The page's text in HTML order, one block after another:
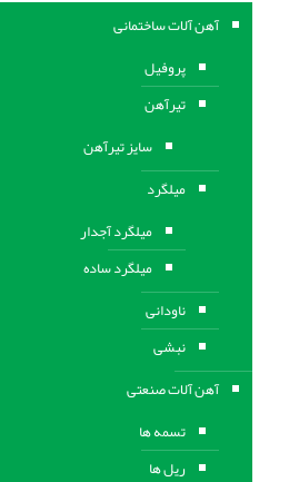
آهن آلات ساختمانی
پروفیل
تیرآهن
سایز تیرآهن
میلگرد
میلگرد آجدار
میلگرد ساده
ناودانی
نبشی
آهن آلات صنعتی
تسمه ها
ریل ها